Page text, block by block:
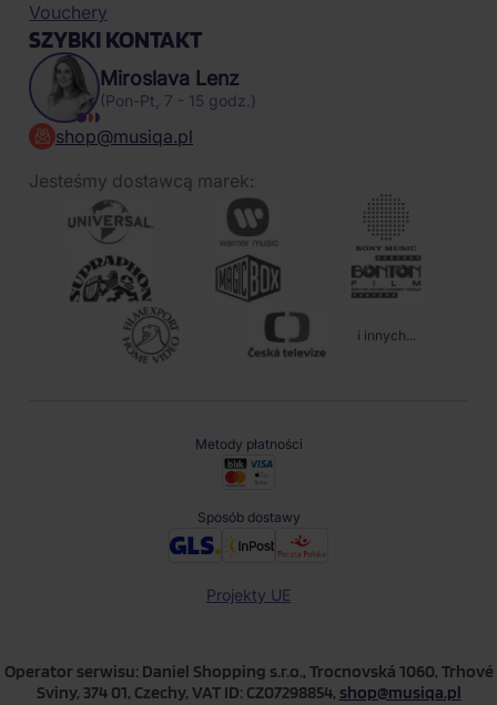
Vouchery
SZYBKI KONTAKT
Miroslava Lenz
(Pon-Pt, 7 - 15 godz.)
shop@musiqa.pl
Jesteśmy dostawcą marek:
i innych...
Metody płatności
Sposób dostawy
Projekty UE
Operator serwisu: Daniel Shopping s.r.o., Trocnovská 1060, Trhové
Sviny, 374 01, Czechy, VAT ID: CZ07298854, shop@musiqa.pl